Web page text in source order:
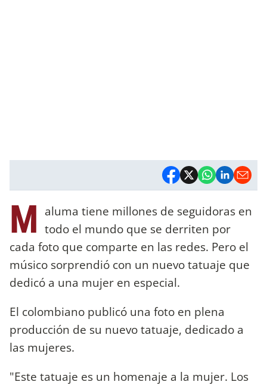
M aluma tiene millones de seguidoras en
todo el mundo que se derriten por
cada foto que comparte en las redes. Pero el
músico sorprendió con un nuevo tatuaje que
dedicó a una mujer en especial.
El colombiano publicó una foto en plena
producción de su nuevo tatuaje, dedicado a
las mujeres.
"Este tatuaje es un homenaje a la mujer. Los